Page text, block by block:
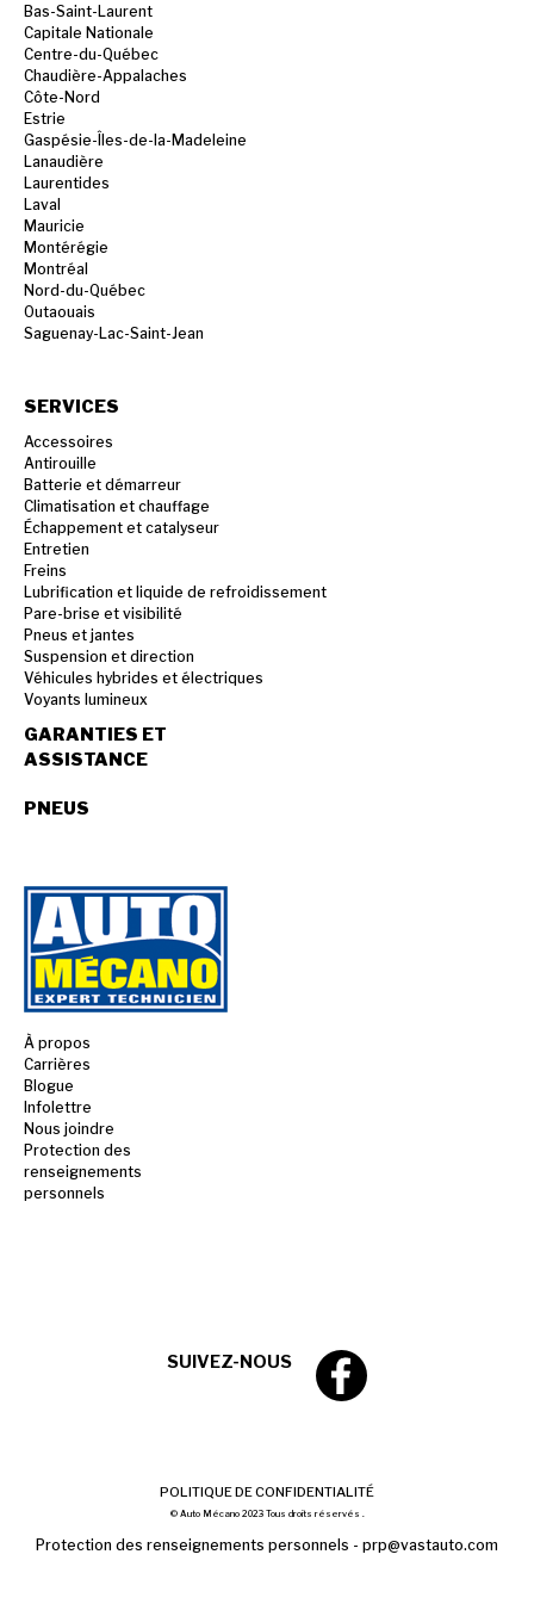
Bas-Saint-Laurent
Capitale Nationale
Centre-du-Québec
Chaudière-Appalaches
Côte-Nord
Estrie
Gaspésie-Îles-de-la-Madeleine
Lanaudière
Laurentides
Laval
Mauricie
Montérégie
Montréal
Nord-du-Québec
Outaouais
Saguenay-Lac-Saint-Jean
SERVICES
Accessoires
Antirouille
Batterie et démarreur
Climatisation et chauffage
Échappement et catalyseur
Entretien
Freins
Lubrification et liquide de refroidissement
Pare-brise et visibilité
Pneus et jantes
Suspension et direction
Véhicules hybrides et électriques
Voyants lumineux
GARANTIES ET
ASSISTANCE
PNEUS
À propos
Carrières
Blogue
Infolettre
Nous joindre
Protection des
renseignements
personnels
SUIVEZ-NOUS
POLITIQUE DE CONFIDENTIALITÉ
© Auto Mécano 2023 Tous droits réservés .
Protection des renseignements personnels - prp@vastauto.com